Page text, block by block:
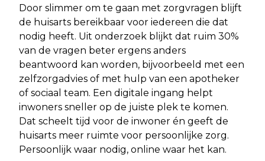
Door slimmer om te gaan met zorgvragen blijft
de huisarts bereikbaar voor iedereen die dat
nodig heeft. Uit onderzoek blijkt dat ruim 30%
van de vragen beter ergens anders
beantwoord kan worden, bijvoorbeeld met een
zelfzorgadvies of met hulp van een apotheker
of sociaal team. Een digitale ingang helpt
inwoners sneller op de juiste plek te komen.
Dat scheelt tijd voor de inwoner én geeft de
huisarts meer ruimte voor persoonlijke zorg.
Persoonlijk waar nodig, online waar het kan.